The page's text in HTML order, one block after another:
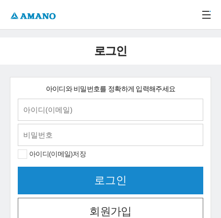
로그인
아이디와 비밀번호를 정확하게 입력해주세요
아이디(이메일)저장
회원가입